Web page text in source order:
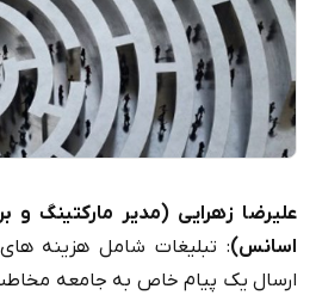
علیرضا زهرایی (مدیر مارکتینگ و
اسانس): تبلیغات شامل هزینه
ارسال یک پیام خاص به جامعه